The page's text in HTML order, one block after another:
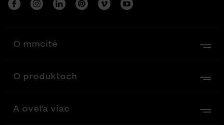
O mmcité
O produktoch
A oveľa viac